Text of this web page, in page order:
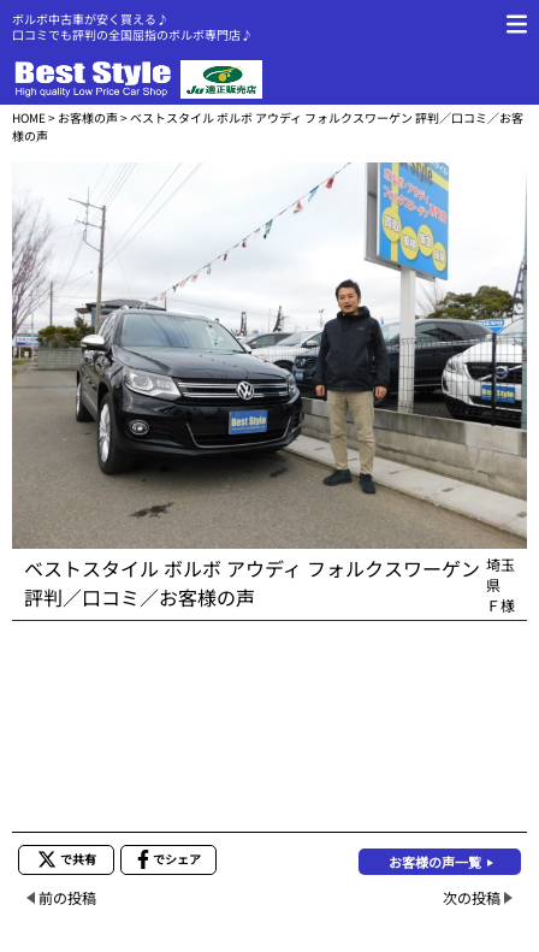
ボルボ中古車が安く買える♪
口コミでも評判の全国屈指のボルボ専門店♪
HOME> お客様の声> ベストスタイル ボルボ アウディ フォルクスワーゲン 評判／口コミ／お客
様の声
ベストスタイル ボルボ アウディ フォルクスワーゲン
評判／口コミ／お客様の声
埼玉
県
Ｆ様
で共有 でシェア お客様の声一覧
前の投稿 次の投稿